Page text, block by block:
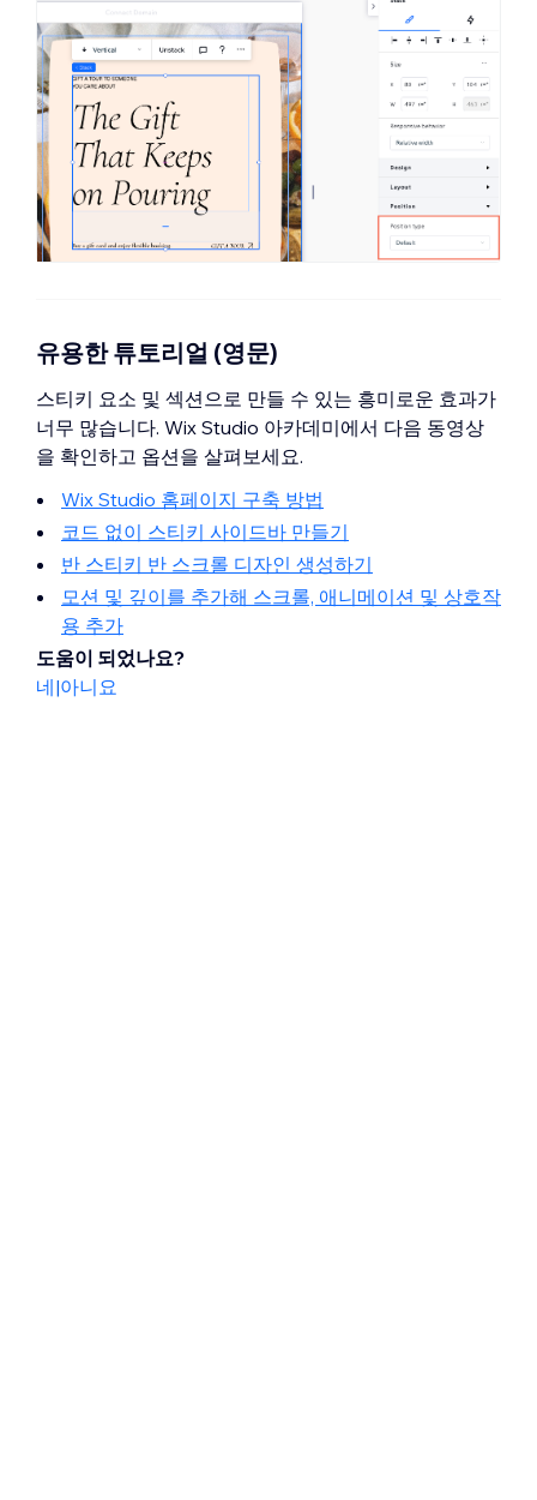
유용한 튜토리얼 (영문)
스티키 요소 및 섹션으로 만들 수 있는 흥미로운 효과가
너무 많습니다. Wix Studio 아카데미에서 다음 동영상
을 확인하고 옵션을 살펴보세요.
Wix Studio 홈페이지 구축 방법
코드 없이 스티키 사이드바 만들기
반 스티키 반 스크롤 디자인 생성하기
모션 및 깊이를 추가해 스크롤, 애니메이션 및 상호작
용 추가
도움이 되었나요?
네|아니요